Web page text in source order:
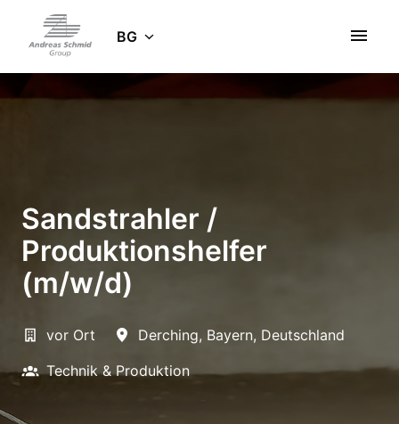
springenStartseite BG
Sandstrahler /
Produktionshelfer
(m/w/d)
vor Ort Derching, Bayern, Deutschland
Technik & Produktion